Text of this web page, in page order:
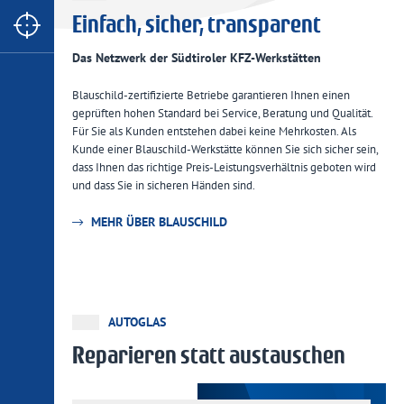
Einfach, sicher, transparent
Das Netzwerk der Südtiroler KFZ-Werkstätten
Blauschild-zertifizierte Betriebe garantieren Ihnen einen
geprüften hohen Standard bei Service, Beratung und Qualität.
Für Sie als Kunden entstehen dabei keine Mehrkosten. Als
Kunde einer Blauschild-Werkstätte können Sie sich sicher sein,
dass Ihnen das richtige Preis-Leistungsverhältnis geboten wird
und dass Sie in sicheren Händen sind.
MEHR ÜBER BLAUSCHILD
KFZ MECHATRONIKER
Gute Reifen für ihre Sicherheit
AUTOGLAS
Reparieren statt austauschen
KAROSSERIE-TECHNIKER
Klartext Autoversicherung
KFZ-MECHATRONIKER
Urlaubsfit? Auto gecheckt?
KAROSSERIE-TECHNIKER
Unfallbericht - Schadensanzeige